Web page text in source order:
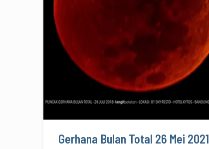
Gerhana Bulan Total 26 Mei 2021